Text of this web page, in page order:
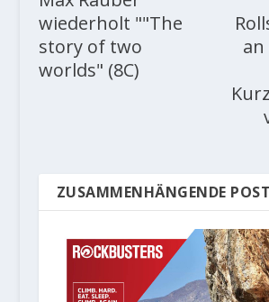
wiederholt ""The
story of two
worlds" (8C)
an
ZUSAMMENHÄNGENDE